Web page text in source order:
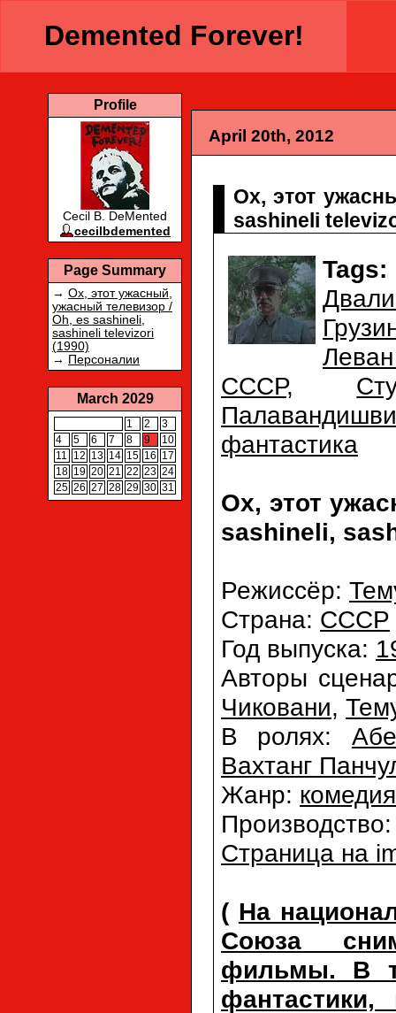
Demented Forever!
Profile
Cecil B. DeMented
cecilbdemented
Page Summary
→ Ох, этот ужасный,
ужасный телевизор /
Oh, es sashineli,
sashineli televizori
(1990)
→ Персоналии
March 2029
1 2
3
4
5 6 7 8 9
10
11
12 13 14 15 16
17
18 19 20 21 22 23 24
25 26 27 28 29 30 31
April 20th, 2012
Ох, этот
sashineli
Tags:
СССР,
фантастика
Ох, этот
sashineli,
Режиссёр:
Страна: СССР
Год выпуска:
Авторы
Чиковани,
В ролях:
Вахтанг
Жанр:
Страница на
( На
Союза
фильмы. В